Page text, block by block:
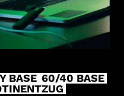
BASE 60/40 BASE